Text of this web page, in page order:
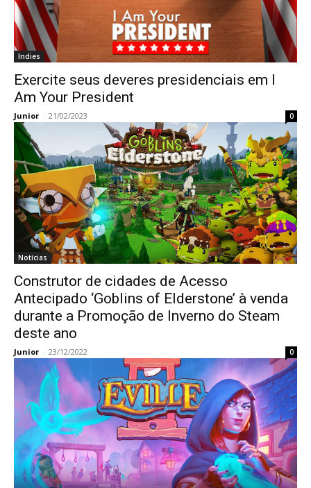
Indies
Exercite seus deveres presidenciais em I
Am Your President
Junior - 21/02/2023 0
Notícias
Construtor de cidades de Acesso
Antecipado ‘Goblins of Elderstone’ à venda
durante a Promoção de Inverno do Steam
deste ano
Junior - 23/12/2022 0